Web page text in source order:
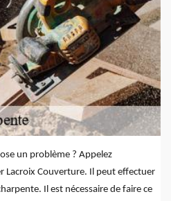
un problème ? Appelez
Lacroix Couverture. Il peut effectuer
Il est nécessaire de faire ce